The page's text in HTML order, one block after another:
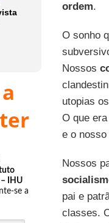
IHU
se a
ordem.
O sonho
Nossos
utopias
O que
e o nosso
Nossos
pai e
classes.